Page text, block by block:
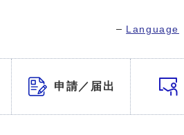
Language
申請／届出